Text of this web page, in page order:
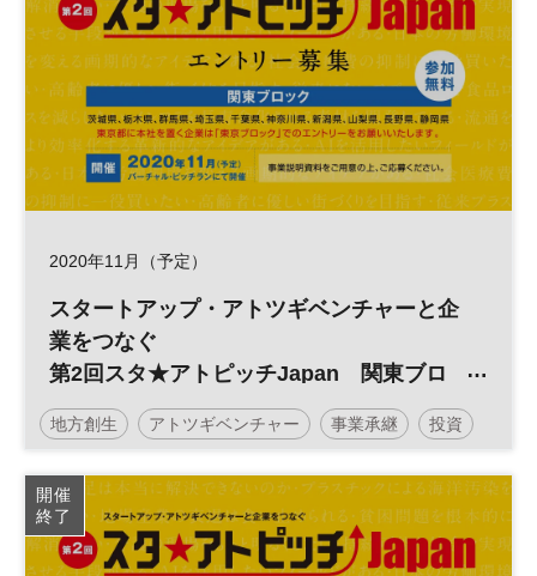
2020年11月（予定）
スタートアップ・アトツギベンチャーと企
業をつなぐ
第2回スタ★アトピッチJapan 関東ブロ
ック
地方創生 アトツギベンチャー 事業承継 投資
関東 スタートアップ スタ★アトピッチ
参加無料
開催
終了